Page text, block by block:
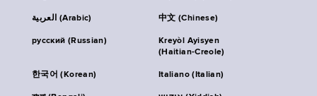
العربية (Arabic) 中文 (Chinese)
русский (Russian)
Kreyòl Ayisyen
(Haitian-Creole)
한국어 (Korean) Italiano (Italian)